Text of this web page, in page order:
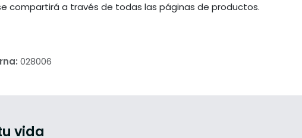
compartirá a través de todas las páginas de productos.
028006
vida